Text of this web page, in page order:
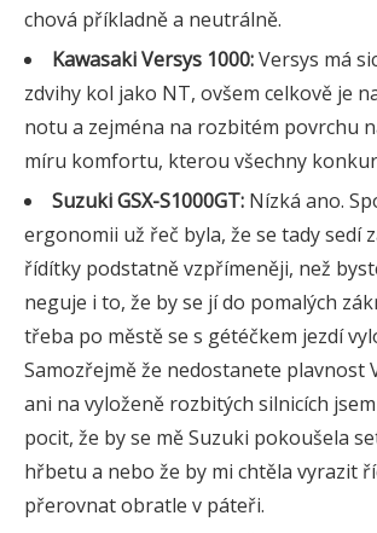
chová příkladně a neutrálně.
Kawasaki Versys 1000:Versys má
zdvihy kol jako NT, ovšem celkově je
notu a zejména na rozbitém povrchu
míru komfortu, kterou všechny
Suzuki GSX-S1000GT: Nízká ano.
ergonomii už řeč byla, že se tady sedí
řídítky podstatně vzpřímeněji, než
neguje i to, že by se jí do pomalých
třeba po městě se s gétéčkem jezdí
Samozřejmě že nedostanete plavnost
ani na vyloženě rozbitých silnicích
pocit, že by se mě Suzuki pokoušela
hřbetu a nebo že by mi chtěla vyrazit
přerovnat obratle v páteři.